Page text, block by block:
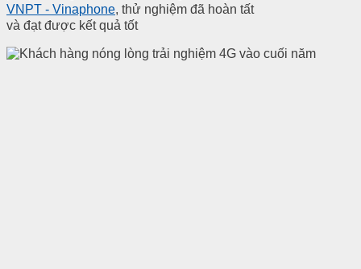
VNPT - Vinaphone, thử nghiệm đã hoàn tất
và đạt được kết quả tốt